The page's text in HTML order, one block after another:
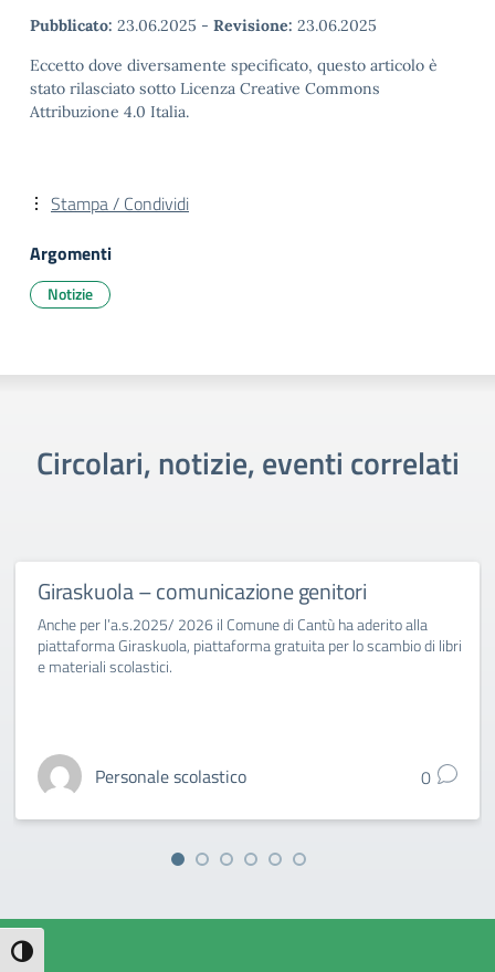
Attiva/disattiva alto contrasto
Pubblicato: 23.06.2025 - Revisione: 23.06.2025
Eccetto dove diversamente specificato, questo articolo è
stato rilasciato sotto Licenza Creative Commons
Attribuzione 4.0 Italia.
Stampa / Condividi
Argomenti
Notizie
Circolari, notizie, eventi correlati
Giraskuola – comunicazione genitori
Anche per l’a.s.2025/ 2026 il Comune di Cantù ha aderito alla
piattaforma Giraskuola, piattaforma gratuita per lo scambio di libri
e materiali scolastici.
Personale scolastico 0